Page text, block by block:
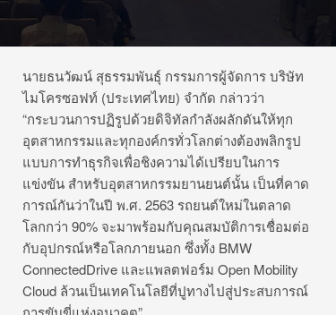
นายธนวัฒน์ สุธรรมพันธุ์ กรรมการผู้จัดการ บริษัท
ไมโครซอฟท์ (ประเทศไทย) จำกัด กล่าวว่า
“กระบวนการปฏิรูปด้วยดิจิทัลกำลังผลักดันให้ทุก
อุตสาหกรรมและทุกองค์กรทั่วโลกต่างต้องพลิกรูป
แบบการทำธุรกิจเพื่อชิงความได้เปรียบในการ
แข่งขัน สำหรับอุตสาหกรรมยานยนต์นั้น เป็นที่คาด
การณ์กันว่าในปี พ.ศ. 2563 รถยนต์ใหม่ในตลาด
โลกกว่า 90% จะมาพร้อมกับคุณสมบัติการเชื่อมต่อ
กับอุปกรณ์หรือโลกภายนอก ซึ่งทั้ง BMW
ConnectedDrive และแพลตฟอร์ม Open Mobility
Cloud ล้วนเป็นเทคโนโลยีที่ปูทางไปสู่ประสบการณ์